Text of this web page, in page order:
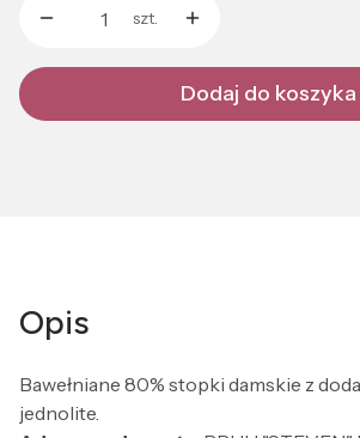
szt.
Dodaj do koszyka
Opis
Bawełniane 80% stopki damskie z
jednolite.